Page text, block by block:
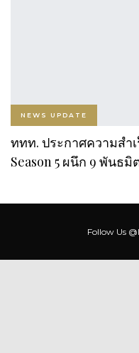
NEWS UPDATE
ททท. ประกาศความสำ
Season 5 ผนึก 9 พันธ
Follow Us